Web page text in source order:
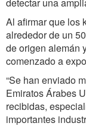
detectar una
Al afirmar que los
alrededor de un
de origen alemán
comenzado a
“Se han enviado
Emiratos Árabes
recibidas,
importantes